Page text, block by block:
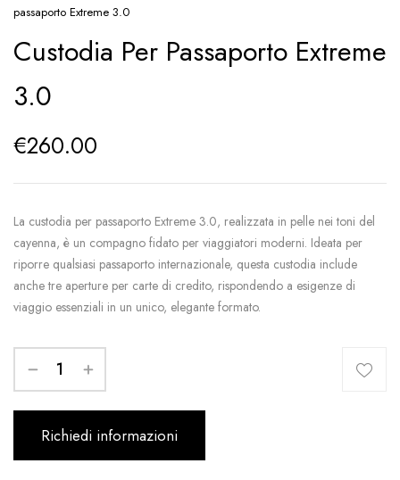
passaporto Extreme 3.0
Custodia Per Passaporto Extreme
3.0
€260.00
La custodia per passaporto Extreme 3.0, realizzata in pelle nei toni del
cayenna, è un compagno fidato per viaggiatori moderni. Ideata per
riporre qualsiasi passaporto internazionale, questa custodia include
anche tre aperture per carte di credito, rispondendo a esigenze di
viaggio essenziali in un unico, elegante formato.
Richiedi informazioni